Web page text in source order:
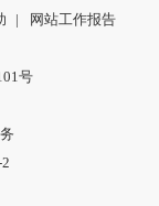
|
网站工作报告
号